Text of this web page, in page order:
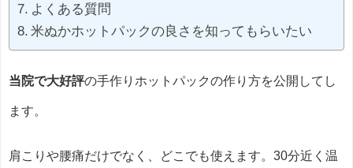
よくある質問
米ぬかホットパックの良さを知ってもらいたい
当院で大好評の手作りホットパックの作り方を公開してし
ます。
肩こりや腰痛だけでなく、どこでも使えます。30分近く温